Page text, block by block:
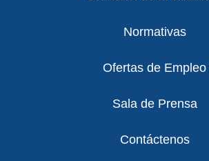
Normativas
Ofertas de Empleo
Sala de Prensa
Contáctenos